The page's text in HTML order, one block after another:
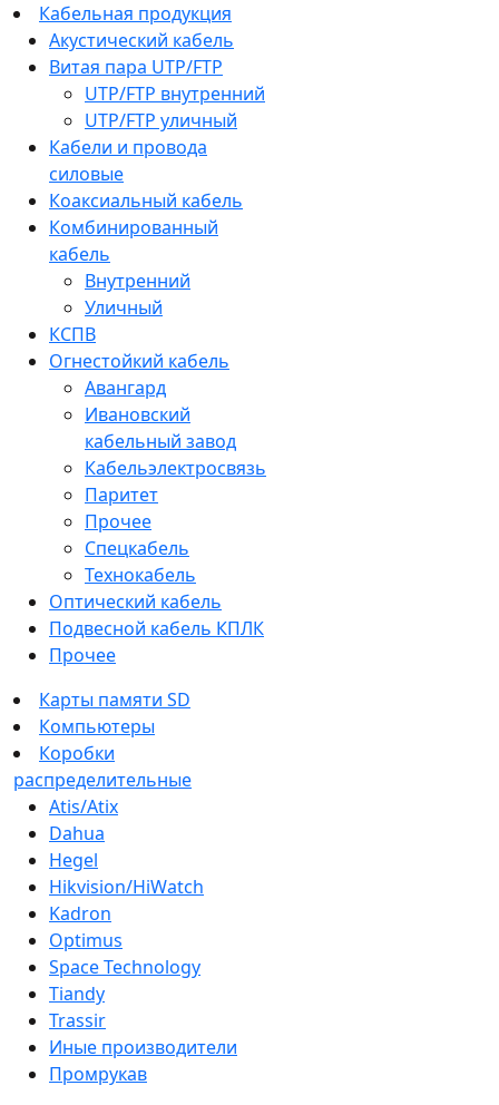
Кабельная продукция
Акустический кабель
Витая пара UTP/FTP
UTP/FTP внутренний
UTP/FTP уличный
Кабели и провода
силовые
Коаксиальный кабель
Комбинированный
кабель
Внутренний
Уличный
КСПВ
Огнестойкий кабель
Авангард
Ивановский
кабельный завод
Кабельэлектросвязь
Паритет
Прочее
Спецкабель
Технокабель
Оптический кабель
Подвесной кабель КПЛК
Прочее
Карты памяти SD
Компьютеры
Коробки
распределительные
Atis/Atix
Dahua
Hegel
Hikvision/HiWatch
Kadron
Optimus
Space Technology
Tiandy
Trassir
Иные производители
Промрукав